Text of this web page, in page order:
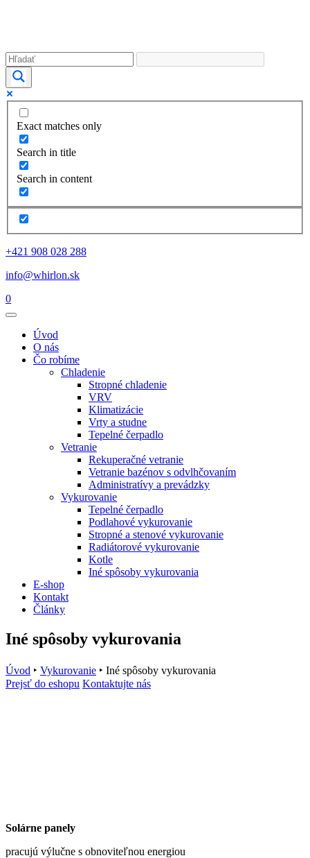
Exact matches only
Search in title
Search in content
+421 908 028 288
info@whirlon.sk
0
Úvod
O nás
Čo robíme
Chladenie
Stropné chladenie
VRV
Klimatizácie
Vrty a studne
Tepelné čerpadlo
Vetranie
Rekuperačné vetranie
Vetranie bazénov s odvlhčovaním
Administratívy a prevádzky
Vykurovanie
Tepelné čerpadlo
Podlahové vykurovanie
Stropné a stenové vykurovanie
Radiátorové vykurovanie
Kotle
Iné spôsoby vykurovania
E-shop
Kontakt
Články
Iné spôsoby vykurovania
Úvod ‣ Vykurovanie ‣ Iné spôsoby vykurovania
Prejsť do eshopu Kontaktujte nás
Solárne panely
pracujú výlučne s obnoviteľnou energiou